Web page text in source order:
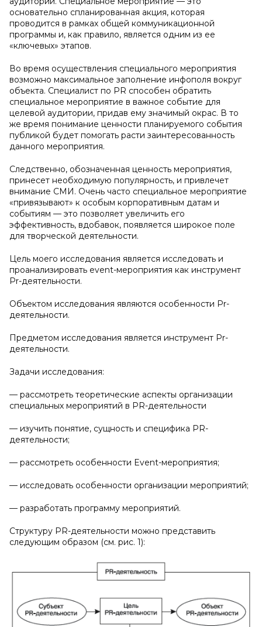
основательно спланированная акция, которая
проводится в рамках общей коммуникационной
программы и, как правило, является одним из ее
«ключевых» этапов.
Во время осуществления специального мероприятия
возможно максимальное заполнение инфополя вокруг
объекта. Специалист по PR способен обратить
специальное мероприятие в важное событие для
целевой аудитории, придав ему значимый окрас. В то
же время понимание ценности планируемого события
публикой будет помогать расти заинтересованность
данного мероприятия.
Следственно, обозначенная ценность мероприятия,
принесет необходимую популярность, и привлечет
внимание СМИ. Очень часто специальное мероприятие
«привязывают» к особым корпоративным датам и
событиям — это позволяет увеличить его
эффективность, вдобавок, появляется широкое поле
для творческой деятельности.
Цель моего исследования является исследовать и
проанализировать event-мероприятия как инструмент
Pr-деятельности.
Объектом исследования являются особенности Pr-
деятельности.
Предметом исследования является инструмент Pr-
деятельности.
Задачи исследования:
— рассмотреть теоретические аспекты организации
специальных мероприятий в PR-деятельности
— изучить понятие, сущность и специфика PR-
деятельности;
— рассмотреть особенности Event-мероприятия;
— исследовать особенности организации мероприятий;
— разработать программу мероприятий.
Структуру PR-деятельности можно представить
следующим образом (см. рис. 1):